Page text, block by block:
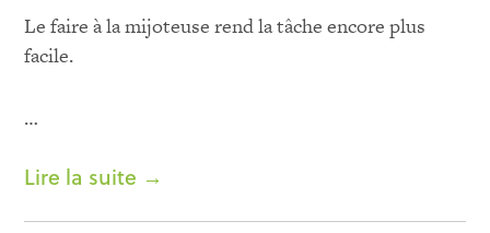
Le faire à la mijoteuse rend la tâche encore plus
facile.
…
Lire la suite →